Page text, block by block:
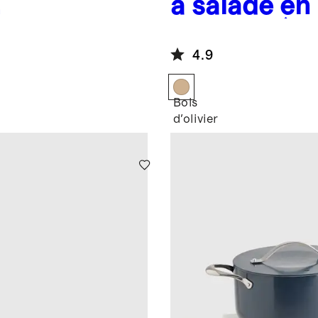
à salade en
2)4.9
Bois
d'olivier